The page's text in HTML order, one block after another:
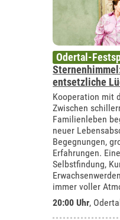
Odertal-
entsetzliche
Kooperation mit
Zwischen
Familienleben
neuer
Begegnungen,
Erfahrungen.
Selbstfindung,
immer voller
20:00 Uhr,